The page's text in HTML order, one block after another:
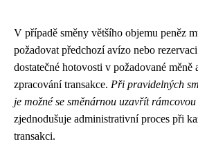
V případě směny většího objemu peněz
požadovat předchozí avízo nebo
dostatečné hotovosti v požadované měně
zpracování transakce. Při pravidelných
je možné se směnárnou uzavřít
zjednodušuje administrativní proces při
transakci.